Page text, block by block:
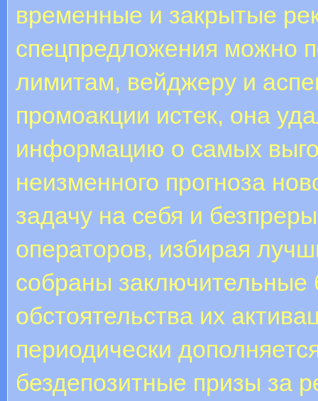
временные и закрытые
спецпредложения можно
лимитам, вейджеру и
промоакции истек, она
информацию о самых
неизменного прогноза
задачу на себя и
операторов, избирая
собраны
обстоятельства их
периодически
бездепозитные призы за